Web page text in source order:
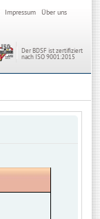
Über uns
Impressum
Der BDSF ist zertifiziert
nach ISO 9001:2015